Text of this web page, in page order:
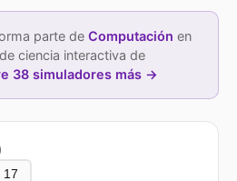
parte de Computación en
ciencia interactiva de
38 simuladores más →
17